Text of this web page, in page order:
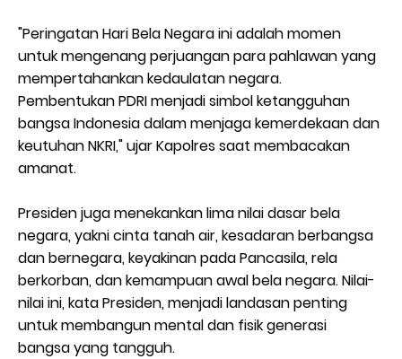
"Peringatan Hari Bela Negara ini adalah momen
untuk mengenang perjuangan para pahlawan yang
mempertahankan kedaulatan negara.
Pembentukan PDRI menjadi simbol ketangguhan
bangsa Indonesia dalam menjaga kemerdekaan dan
keutuhan NKRI," ujar Kapolres saat membacakan
amanat.
Presiden juga menekankan lima nilai dasar bela
negara, yakni cinta tanah air, kesadaran berbangsa
dan bernegara, keyakinan pada Pancasila, rela
berkorban, dan kemampuan awal bela negara. Nilai-
nilai ini, kata Presiden, menjadi landasan penting
untuk membangun mental dan fisik generasi
bangsa yang tangguh.